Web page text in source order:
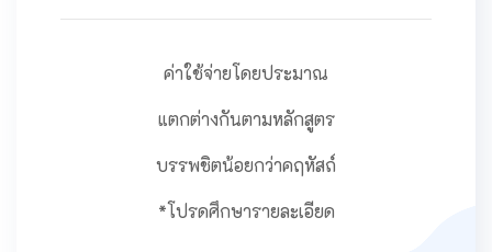
ค่าใช้จ่ายโดยประมาณ
แตกต่างกันตามหลักสูตร
บรรพชิตน้อยกว่าคฤหัสถ์
*โปรดศึกษารายละเอียด